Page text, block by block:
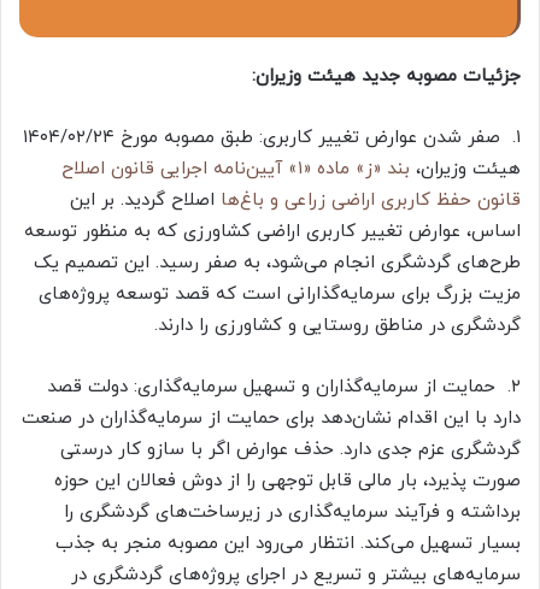
جزئیات مصوبه جدید هیئت وزیران:
​۱. صفر شدن عوارض تغییر کاربری: طبق مصوبه مورخ ۱۴۰۴/۰۲/۲۴
هیئت وزیران،
بند «ز» ماده «۱» آیین‌نامه اجرایی قانون اصلاح
قانون حفظ کاربری اراضی زراعی و باغ‌ها اصلاح گردید. بر این
اساس، عوارض تغییر کاربری اراضی کشاورزی که به منظور توسعه
طرح‌های گردشگری انجام می‌شود، به صفر رسید. این تصمیم یک
مزیت بزرگ برای سرمایه‌گذارانی است که قصد توسعه پروژه‌های
گردشگری در مناطق روستایی و کشاورزی را دارند.
​۲. حمایت از سرمایه‌گذاران و تسهیل سرمایه‌گذاری: دولت قصد
دارد با این اقدام نشان‌دهد برای حمایت از سرمایه‌گذاران در صنعت
گردشگری عزم جدی دارد. حذف عوارض اگر با سازو کار درستی
صورت پذیرد، بار مالی قابل توجهی را از دوش فعالان این حوزه
برداشته و فرآیند سرمایه‌گذاری در زیرساخت‌های گردشگری را
بسیار تسهیل می‌کند. انتظار می‌رود این مصوبه منجر به جذب
سرمایه‌های بیشتر و تسریع در اجرای پروژه‌های گردشگری در